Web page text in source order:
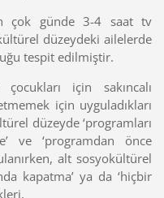
çok günde 3-4 saat tv
düzeydeki ailelerde
tespit edilmiştir.
için sakıncalı
için uyguladıkları
düzeyde ‘programları
ve ‘programdan önce
alt sosyokültürel
kapatma’ ya da ‘hiçbir